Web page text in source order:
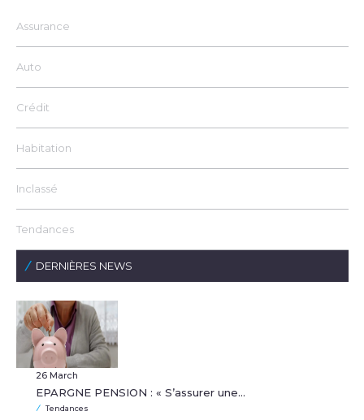
Assurance
Auto
Crédit
Habitation
Inclassé
Tendances
DERNIÈRES NEWS
26 March
EPARGNE PENSION : « S’assurer une…
Tendances